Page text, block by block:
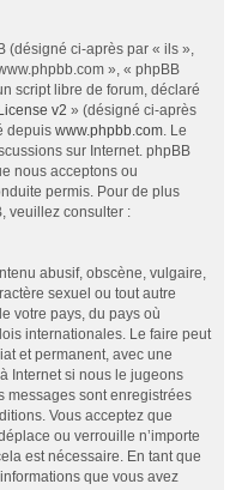
(désigné ci-après par « ils »,
», « phpBB
script libre de forum, déclaré
v2 » (désigné ci-après
depuis www.phpbb.com. Le
sur Internet. phpBB
nous acceptons ou
permis. Pour de plus
veuillez consulter :
abusif, obscène, vulgaire,
sexuel ou tout autre
votre pays, du pays où
internationales. Le faire peut
et permanent, avec une
Internet si nous le jugeons
messages sont enregistrées
Vous acceptez que
ou verrouille n’importe
est nécessaire. En tant que
que vous avez